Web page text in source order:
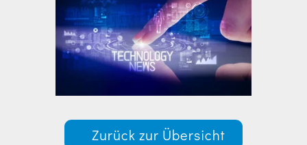
Zurück zur Übersicht